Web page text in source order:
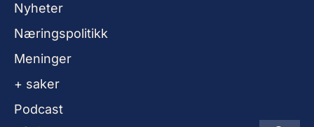
Nyheter
Næringspolitikk
Meninger
+ saker
Podcast